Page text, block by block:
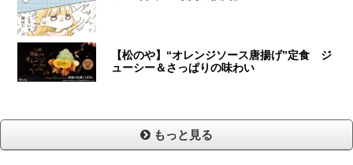
【松のや】“オレンジソース唐揚げ”定食 ジ
ューシー＆さっぱりの味わい
もっと見る